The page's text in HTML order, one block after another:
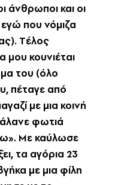
άνθρωποι και οι
που νόμιζα
Tέλος
μου κουνιέται
του (όλο
πέταγε από
με μια κοινή
φωτιά
Mε καύλωσε
τα αγόρια 23
με μια φίλη